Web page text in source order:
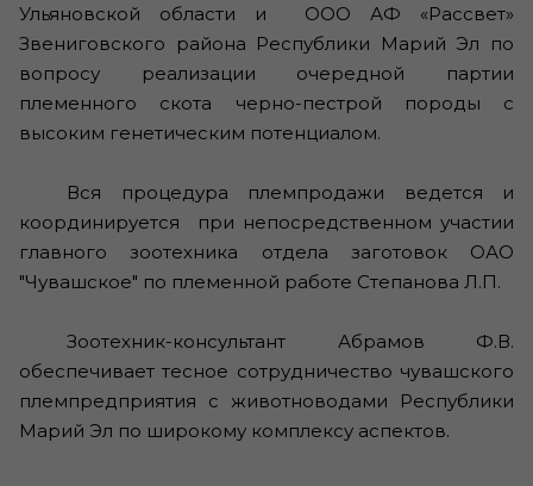
Ульяновской области и ООО АФ «Рассвет»
Звениговского района Республики Марий Эл по
вопросу реализации очередной партии
племенного скота черно-пестрой породы с
высоким генетическим потенциалом.
Вся процедура племпродажи ведется и
координируется при непосредственном участии
главного зоотехника отдела заготовок ОАО
"Чувашское" по племенной работе Степанова Л.П.
Зоотехник-консультант Абрамов Ф.В.
обеспечивает тесное сотрудничество чувашского
племпредприятия с животноводами Республики
Марий Эл по широкому комплексу аспектов.